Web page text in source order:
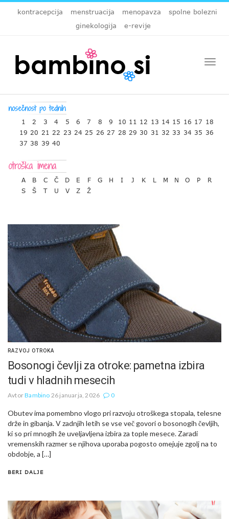
kontracepcija menstruacija menopavza
spolne bolezni
ginekologija
e-revije
1 2 3 4 5 6 7 8 9 10 11 12 13 14 15 16 17 18
19 20 21 22 23 24 25 26 27 28 29 30 31 32 33 34 35 36
37 38 39 40
A B C Č D E F G H I J K L M N O P
R
S
Š T U V Z Ž
RAZVOJ OTROKA
Bosonogi čevlji za otroke: pametna izbira
tudi v hladnih mesecih
AvtorBambino 26 januarja, 2026 0
Obutev ima pomembno vlogo pri razvoju otroškega stopala, telesne
drže in gibanja. V zadnjih letih se vse več govori o bosonogih čevljih,
ki so pri mnogih že uveljavljena izbira za tople mesece. Zaradi
vremenskih razmer se njihova uporaba pogosto omejuje zgolj na to
obdobje, a […]
BERI DALJE